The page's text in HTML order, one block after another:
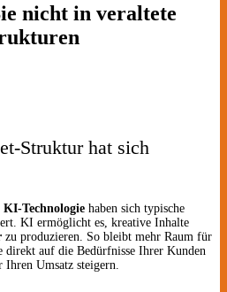
nicht in veraltete
Struktur hat sich
KI-Technologie haben sich typische
KI ermöglicht es, kreative Inhalte
zu produzieren. So bleibt mehr Raum für
direkt auf die Bedürfnisse Ihrer Kunden
Umsatz steigern.